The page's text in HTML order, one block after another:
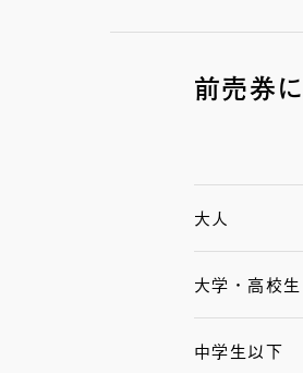
前売券
大人
大学・高校生
中学生以下